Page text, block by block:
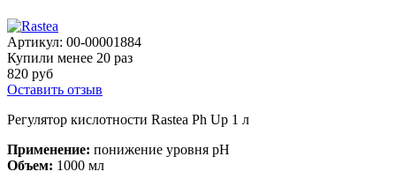
Артикул: 00-00001884
Купили менее 20 раз
820 руб
Оставить отзыв
Регулятор кислотности Rastea Ph Up 1 л
Применение: понижение уровня рН
Объем: 1000 мл